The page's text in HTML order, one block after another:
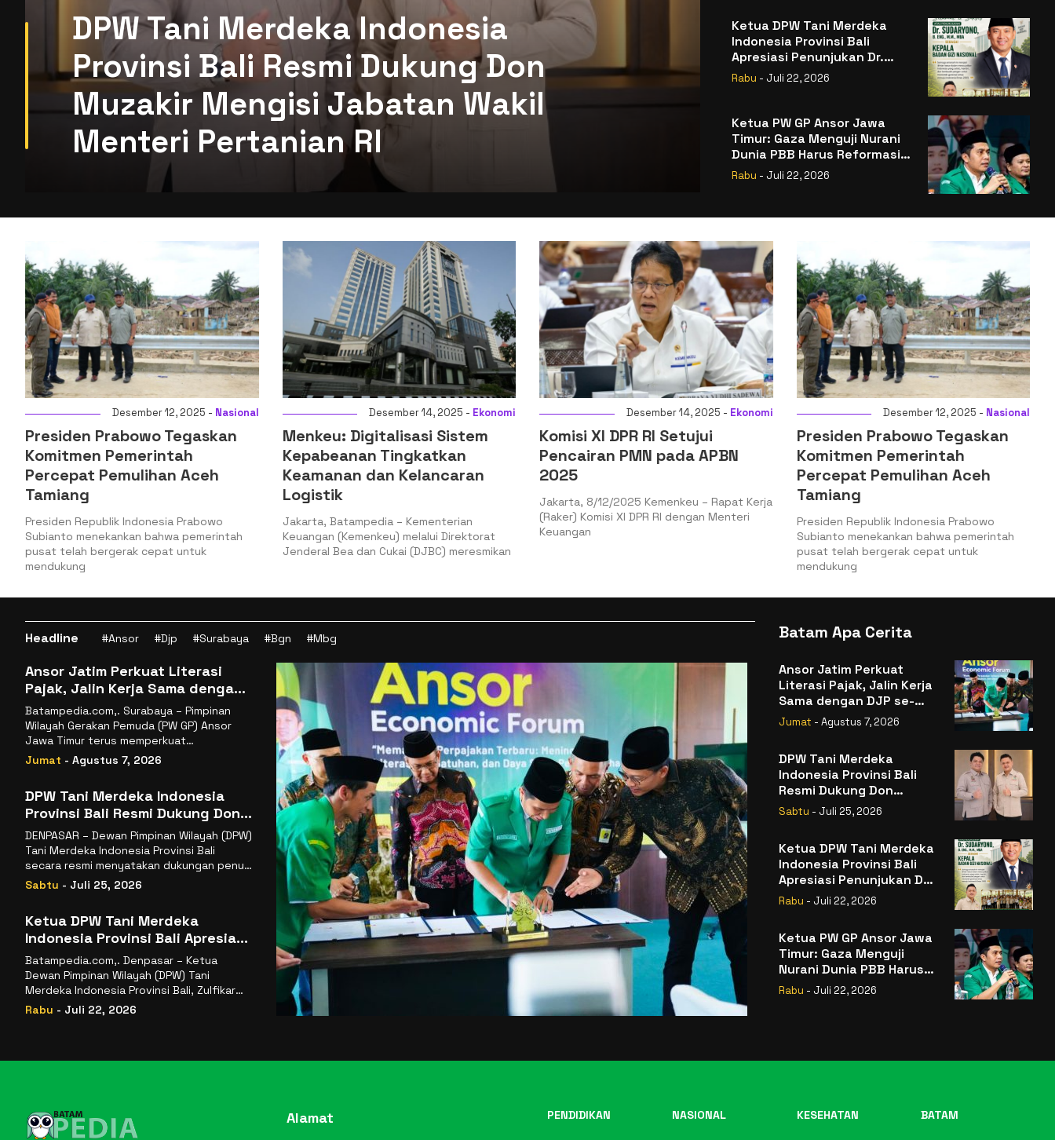
DPW Tani Merdeka Indonesia
Provinsi Bali Resmi Dukung Don
Muzakir Mengisi Jabatan Wakil
Menteri Pertanian RI
Ketua DPW Tani Merdeka
Indonesia Provinsi Bali
Apresiasi Penunjukan Dr.
Sudaryono sebagai Kepala
Badan Gizi Nasional
Rabu - Juli 22, 2026
Ketua PW GP Ansor Jawa
Timur: Gaza Menguji Nurani
Dunia PBB Harus Reformasi
Total atau Kehilangan
Rabu - Juli 22, 2026
12, 2025 -Nasional
Tegaskan
Aceh
Prabowo
bahwa pemerintah
cepat untuk
Desember 14, 2025 -Ekonomi
Menkeu: Digitalisasi Sistem
Kepabeanan Tingkatkan
Keamanan dan Kelancaran
Jakarta, Batampedia – Kementerian
Keuangan (Kemenkeu) melalui Direktorat
Jenderal Bea dan Cukai (DJBC) meresmikan
Desember 14, 2025 -Ekonomi
Komisi XI DPR RI Setujui
Pencairan PMN pada APBN
2025
Jakarta, 8/12/2025 Kemenkeu – Rapat Kerja
(Raker) Komisi XI DPR RI dengan Menteri
Keuangan
Desember 12, 2025 -Nasional
Presiden Prabowo Tegaskan
Komitmen Pemerintah
Percepat Pemulihan Aceh
Tamiang
Presiden Republik Indonesia Prabowo
Subianto menekankan bahwa pemerintah
pusat telah bergerak cepat untuk
Menkeu:
Kepabeanan
Keamanan dan
Jakarta, Batampedia –
Keuangan (Kemenkeu)
Jenderal Bea dan
Headline #Ansor #Djp #Surabaya #Bgn #Mbg
Ansor Jatim Perkuat Literasi
Pajak, Jalin Kerja Sama dengan
DJP se-Jatim
Batampedia.com,. Surabaya – Pimpinan
Wilayah Gerakan Pemuda (PW GP) Ansor
Jawa Timur terus memperkuat
komitmennya dalam membangun
kemandirian ekonomi
Jumat - Agustus 7, 2026
DPW Tani Merdeka Indonesia
Provinsi Bali Resmi Dukung Don
Muzakir Mengisi Jabatan Wakil
Menteri Pertanian RI
DENPASAR – Dewan Pimpinan Wilayah (DPW)
Tani Merdeka Indonesia Provinsi Bali
secara resmi menyatakan dukungan penuh
kepada Ketua Umum
Sabtu - Juli 25, 2026
Ketua DPW Tani Merdeka
Indonesia Provinsi Bali Apresiasi
Penunjukan Dr. Sudaryono
sebagai Kepala Badan Gizi
Nasional
Batampedia.com,. Denpasar – Ketua
Dewan Pimpinan Wilayah (DPW) Tani
Merdeka Indonesia Provinsi Bali, Zulfikar
Wijaya, S.E., menyampaikan ucapan
Rabu - Juli 22, 2026
Batam Apa Cerita
Ansor Jatim Perkuat
Literasi Pajak, Jalin Kerja
Sama dengan DJP se-
Jatim
Jumat - Agustus 7, 2026
DPW Tani Merdeka
Indonesia Provinsi Bali
Resmi Dukung Don
Muzakir Mengisi Jabatan
Wakil Menteri Pertanian
Sabtu - Juli 25, 2026
Ketua DPW Tani Merdeka
Indonesia Provinsi Bali
Apresiasi Penunjukan Dr.
Sudaryono sebagai
Kepala Badan Gizi
Rabu - Juli 22, 2026
Ketua PW GP Ansor Jawa
Timur: Gaza Menguji
Nurani Dunia PBB Harus
Reformasi Total atau
Kehilangan Legitimasi
Rabu - Juli 22, 2026
Alamat PENDIDIKAN NASIONAL KESEHATAN BATAM